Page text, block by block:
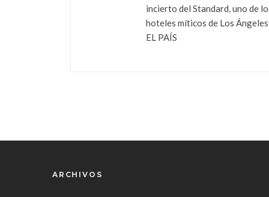
incierto del Standard, uno de
hoteles míticos de Los Ángeles
EL PAÍS
ARCHIVOS